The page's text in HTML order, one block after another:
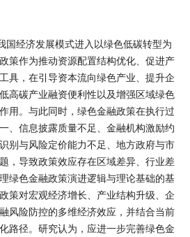
国经济发展模式进入以绿色低碳转型为
策作为推动资源配置结构优化、促进产
具，在引导资本流向绿色产业、提升企
高碳产业融资便利性以及增强区域绿色
用。与此同时，绿色金融政策在执行过
、信息披露质量不足、金融机构激励约
别与风险定价能力不足、地方政府与市
，导致政策效应存在区域差异、行业差
绿色金融政策演进逻辑与理论基础的基
策对宏观经济增长、产业结构升级、企
风险防控的多维经济效应，并结合当前
路径。研究认为，应进一步完善绿色金